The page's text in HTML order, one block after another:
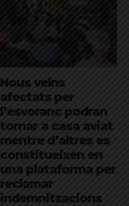
Nous veïns
afectats per
l’esvoranc podran
tornar a casa aviat
mentre d’altres es
constitueixen en
una plataforma per
reclamar
indemnitzacions